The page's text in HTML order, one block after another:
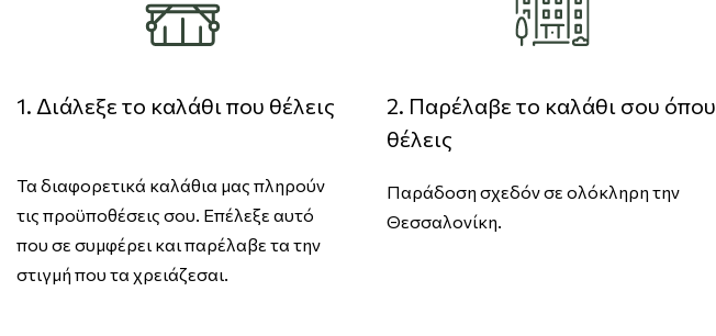
1. Διάλεξε το καλάθι που θέλεις
Τα διαφορετικά καλάθια μας πληρούν
τις προϋποθέσεις σου. Επέλεξε αυτό
που σε συμφέρει και παρέλαβε τα την
στιγμή που τα χρειάζεσαι.
2. Παρέλαβε το καλάθι σου όπου
θέλεις
Παράδοση σχεδόν σε ολόκληρη την
Θεσσαλονίκη.